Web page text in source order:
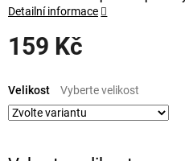
159 Kč
cena:
Velikost
Detailní informace